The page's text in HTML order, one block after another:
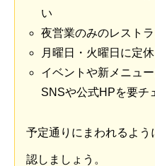
い
夜営業のみのレスト
月曜日・火曜日に定
イベントや新メニュ
SNSや公式HPを要チ
予定通りにまわれるよ
認しましょう。